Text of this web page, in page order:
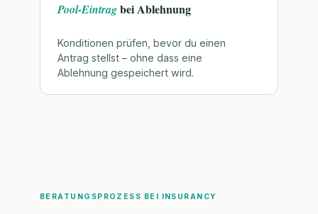
Pool-Eintragbei Ablehnung
Konditionen prüfen, bevor du einen
Antrag stellst – ohne dass eine
Ablehnung gespeichert wird.
BERATUNGSPROZESS BEI INSURANCY